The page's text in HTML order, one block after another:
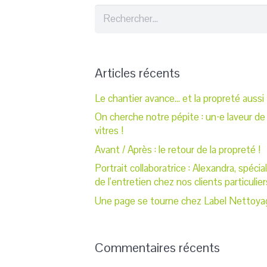
Rechercher :
Articles récents
Le chantier avance… et la propreté aussi
On cherche notre pépite : un⋅e laveur de
vitres !
Avant / Après : le retour de la propreté !
Portrait collaboratrice : Alexandra,
de l’entretien chez nos clients
Une page se tourne chez Label
Commentaires récents